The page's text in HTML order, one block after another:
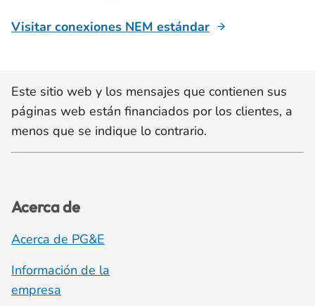
Visitar conexiones NEM estándar
Este sitio web y los mensajes que contienen sus
páginas web están financiados por los clientes, a
menos que se indique lo contrario.
Acerca de
Acerca de PG&E
Información de la
empresa